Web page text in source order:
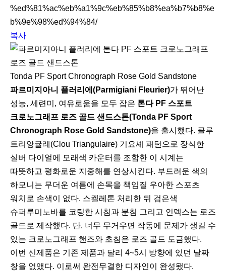
%ed%81%ac%eb%a1%9c%eb%85%b8%ea%b7%b8%e
b%9e%98%ed%94%84/
복사
Tonda PF Sport Chronograph Rose Gold Sandstone
파르미지아니 플러리에(Parmigiani Fleurier)가 뛰어난
성능, 세련미, 여유로움을 모두 잡은 톤다 PF 스포트
크로노그래프 로즈 골드 샌드스톤(Tonda PF Sport
Chronograph Rose Gold Sandstone)을 출시했다. 클루
트리앙귤레(Clou Triangulaire) 기요셰 패턴으로 장식한
실버 다이얼에 모래색 카운터를 조합한 이 시계는
따뜻하고 평화로운 지중해를 연상시킨다. 부드러운 색의
하모니는 무더운 여름에 손목을 책임질 우아한 스포츠
워치로 손색이 없다. 스켈레톤 처리한 뒤 검은색
슈퍼루미노바를 코팅한 시침과 분침 그리고 인덱스는 로즈
골드로 제작했다. 단, 너무 무거우면 작동에 문제가 생길 수
있는 크로노그래프 핸즈와 초침은 로즈 골드 도금했다.
이번 신제품은 기존 제품과 달리 4~5시 방향에 있던 날짜
창을 없앴다. 이로써 완전무결한 디자인이 완성됐다.